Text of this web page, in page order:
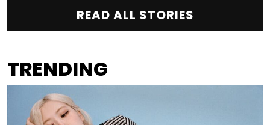
READ ALL STORIES
TRENDING